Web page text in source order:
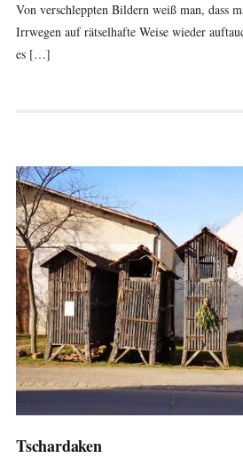
Von verschleppten Bildern weiß man, dass
Irrwegen auf rätselhafte Weise wieder
es […]
Tschardaken